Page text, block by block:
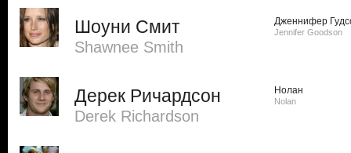
Шоуни Смит
Shawnee Smith
Дженнифер
Jennifer Goodson
Дерек Ричардсон
Derek Richardson
Нолан
Nolan